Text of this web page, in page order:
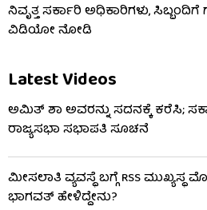
ನಿವೃತ್ತ ಸರ್ಕಾರಿ ಅಧಿಕಾರಿಗಳು,
ವಿಡಿಯೋ ನೋಡಿ
Latest Videos
ಅಮಿತ್ ಶಾ ಅವರನ್ನು ಸದನಕ್ಕೆ ಕರೆಸಿ;
ರಾಜ್ಯಸಭಾ ಸಭಾಪತಿ ಸೂಚನೆ
ಮೀಸಲಾತಿ ವ್ಯವಸ್ಥೆ ಬಗ್ಗೆ RSS​ ಮುಖ್ಯಸ್ಥ
ಭಾಗವತ್ ಹೇಳಿದ್ದೇನು?